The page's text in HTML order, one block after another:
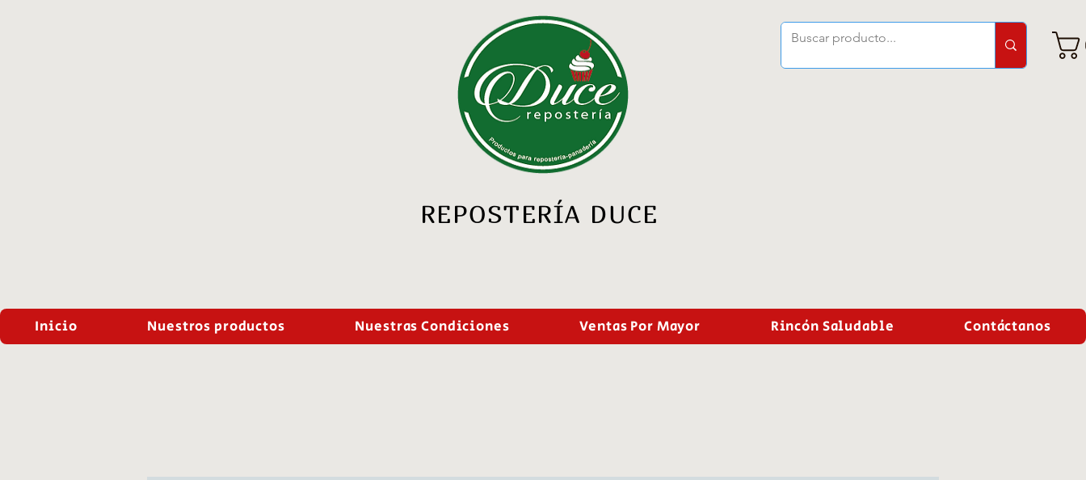
REPOSTERÍA DUCE
Inicio Nuestros productos Nuestras Condiciones Ventas Por Mayor Rincón Saludable Contáctanos